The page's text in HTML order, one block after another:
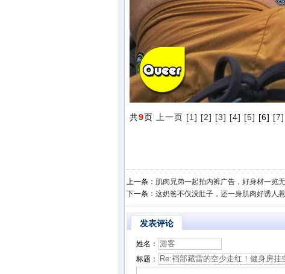
共9页 上一页 [1] [2] [3] [4] [5] [6] [7]
上一条： 肌肉兄弟一起拍内裤广告，好身材一览
下一条： 这奶爸不仅没肚子，还一身肌肉好诱人惹
发表评论
姓名：
标题：